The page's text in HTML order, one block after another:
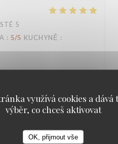
využívá cookies a dává
výběr, co chceš aktivovat
OK, přijmout vše
5
: 5/5 KUCHYNĚ :